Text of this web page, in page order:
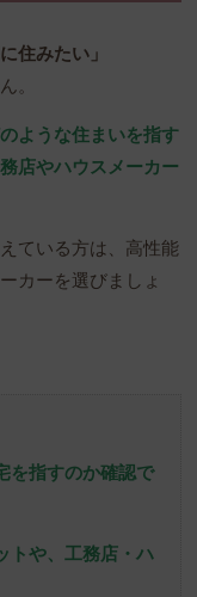
住みたい」
。
ような住まいを指す
店やハウスメーカー
ている方は、高性能
カーを選びましょ
を指すのか確認で
トや、工務店・ハ